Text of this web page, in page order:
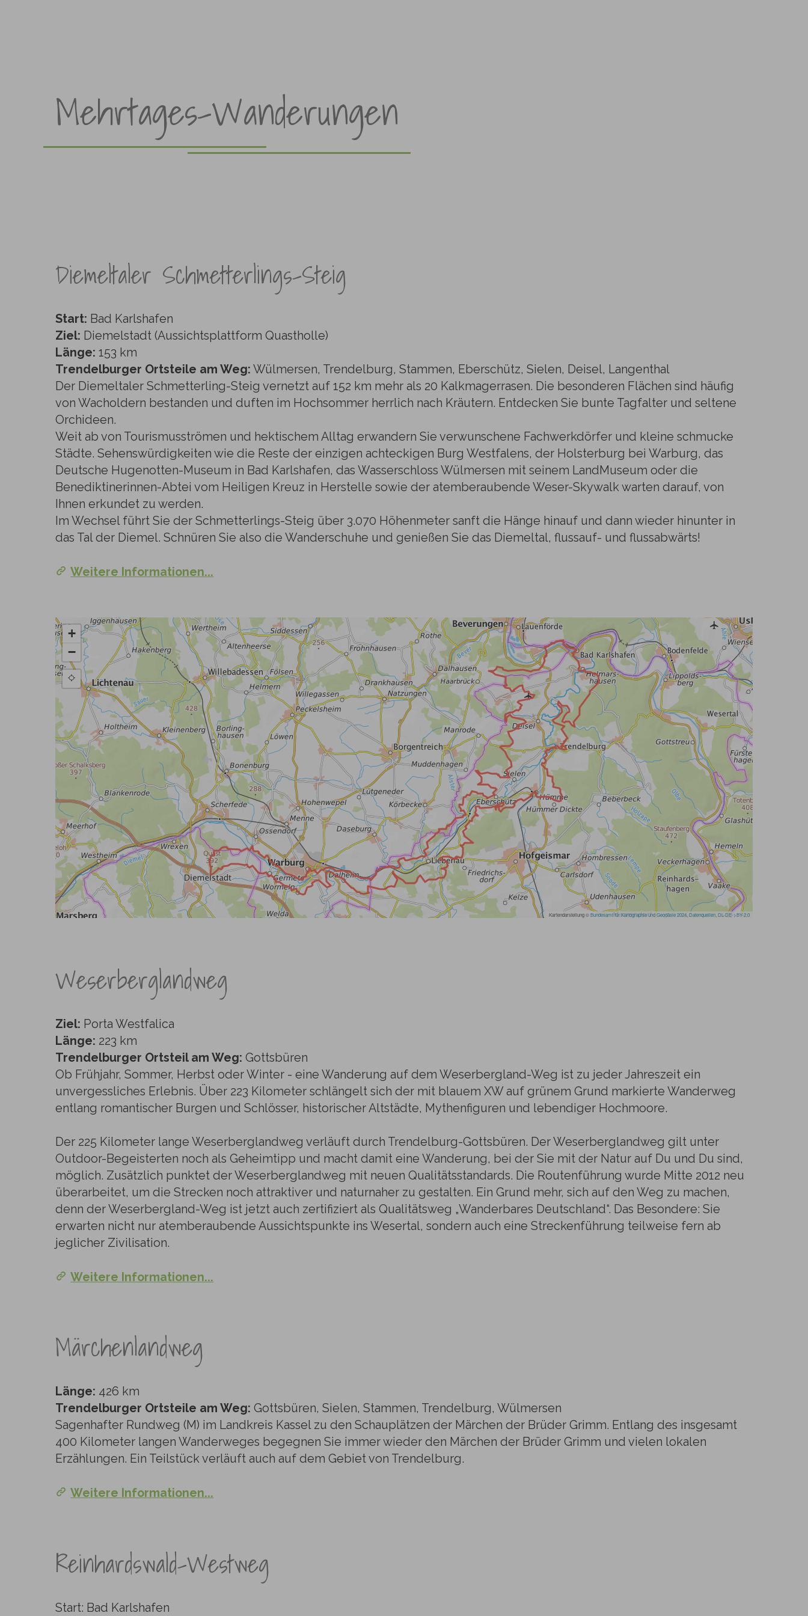
Mehrtages-Wanderungen
Diemeltaler Schmetterlings-Steig
Start: Bad Karlshafen
Ziel: Diemelstadt (Aussichtsplattform Quastholle)
Länge: 153 km
Trendelburger Ortsteile am Weg: Wülmersen, Trendelburg, Stammen, Eberschütz, Sielen, Deisel, Langenthal
Der Diemeltaler Schmetterling-Steig vernetzt auf 152 km mehr als 20 Kalkmagerrasen. Die besonderen Flächen sind häufig
von Wacholdern bestanden und duften im Hochsommer herrlich nach Kräutern. Entdecken Sie bunte Tagfalter und seltene
Orchideen.
Weit ab von Tourismusströmen und hektischem Alltag erwandern Sie verwunschene Fachwerkdörfer und kleine schmucke
Städte. Sehenswürdigkeiten wie die Reste der einzigen achteckigen Burg Westfalens, der Holsterburg bei Warburg, das
Deutsche Hugenotten-Museum in Bad Karlshafen, das Wasserschloss Wülmersen mit seinem LandMuseum oder die
Benediktinerinnen-Abtei vom Heiligen Kreuz in Herstelle sowie der atemberaubende Weser-Skywalk warten darauf, von
Ihnen erkundet zu werden.
Im Wechsel führt Sie der Schmetterlings-Steig über 3.070 Höhenmeter sanft die Hänge hinauf und dann wieder hinunter in
das Tal der Diemel. Schnüren Sie also die Wanderschuhe und genießen Sie das Diemeltal, flussauf- und flussabwärts!
Weitere Informationen...
Weserberglandweg
Ziel: Porta Westfalica
Länge: 223 km
Trendelburger Ortsteil am Weg: Gottsbüren
Ob Frühjahr, Sommer, Herbst oder Winter - eine Wanderung auf dem Weserbergland-Weg ist zu jeder Jahreszeit ein
unvergessliches Erlebnis. Über 223 Kilometer schlängelt sich der mit blauem XW auf grünem Grund markierte Wanderweg
entlang romantischer Burgen und Schlösser, historischer Altstädte, Mythenfiguren und lebendiger Hochmoore.
Der 225 Kilometer lange Weserberglandweg verläuft durch Trendelburg-Gottsbüren. Der Weserberglandweg gilt unter
Outdoor-Begeisterten noch als Geheimtipp und macht damit eine Wanderung, bei der Sie mit der Natur auf Du und Du sind,
möglich. Zusätzlich punktet der Weserberglandweg mit neuen Qualitätsstandards. Die Routenführung wurde Mitte 2012 neu
überarbeitet, um die Strecken noch attraktiver und naturnaher zu gestalten. Ein Grund mehr, sich auf den Weg zu machen,
denn der Weserbergland-Weg ist jetzt auch zertifiziert als Qualitätsweg „Wanderbares Deutschland“. Das Besondere: Sie
erwarten nicht nur atemberaubende Aussichtspunkte ins Wesertal, sondern auch eine Streckenführung teilweise fern ab
jeglicher Zivilisation.
Weitere Informationen...
Märchenlandweg
Länge: 426 km
Trendelburger Ortsteile am Weg: Gottsbüren, Sielen, Stammen, Trendelburg, Wülmersen
Sagenhafter Rundweg (M) im Landkreis Kassel zu den Schauplätzen der Märchen der Brüder Grimm. Entlang des insgesamt
400 Kilometer langen Wanderweges begegnen Sie immer wieder den Märchen der Brüder Grimm und vielen lokalen
Erzählungen. Ein Teilstück verläuft auch auf dem Gebiet von Trendelburg.
Weitere Informationen...
Reinhardswald-Westweg
Start: Bad Karlshafen